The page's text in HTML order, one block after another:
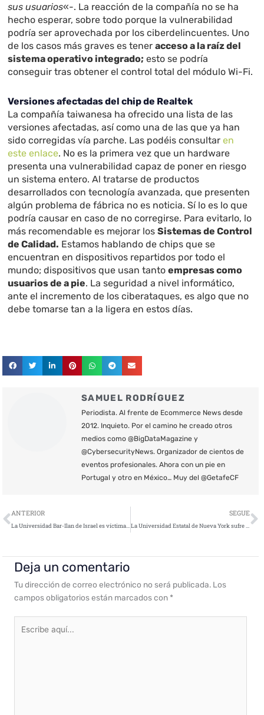
sus usuarios«-. La reacción de la compañía no se ha
hecho esperar, sobre todo porque la vulnerabilidad
podría ser aprovechada por los ciberdelincuentes. Uno
de los casos más graves es teneracceso a la raíz del
sistema operativo integrado; esto se podría
conseguir tras obtener el control total del módulo Wi-Fi.
Versiones afectadas del chip de Realtek
La compañía taiwanesa ha ofrecido una lista de las
versiones afectadas, así como una de las que ya han
sido corregidas vía parche. Las podéis consultaren
este enlace. No es la primera vez que un hardware
presenta una vulnerabilidad capaz de poner en riesgo
un sistema entero. Al tratarse de productos
desarrollados con tecnología avanzada, que presenten
algún problema de fábrica no es noticia. Sí lo es lo que
podría causar en caso de no corregirse. Para evitarlo, lo
más recomendable es mejorar losSistemas de Control
de Calidad. Estamos hablando de chips que se
encuentran en dispositivos repartidos por todo el
mundo; dispositivos que usan tantoempresas como
usuarios de a pie. La seguridad a nivel informático,
ante el incremento de los ciberataques, es algo que no
debe tomarse tan a la ligera en estos días.
SAMUEL RODRÍGUEZ
Periodista. Al frente de Ecommerce News desde
2012. Inquieto. Por el camino he creado otros
medios como @BigDataMagazine y
@CybersecurityNews. Organizador de cientos de
eventos profesionales. Ahora con un pie en
Portugal y otro en México… Muy del @GetafeCF
Ant
ANTERIOR
La Universidad Bar-Ilan de Israel es víctima de un ciberataque
SEGUE
La Universidad Estatal de Nueva York sufre una filtración de datos masiva
Deja un comentario
Tu dirección de correo electrónico no será publicada. Los
campos obligatorios están marcados con *
aquí...